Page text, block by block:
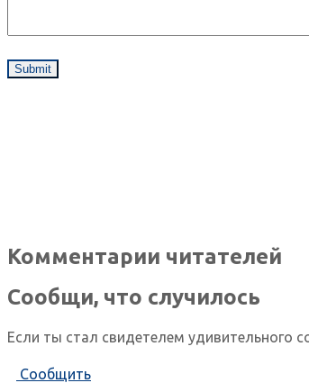
Комментарии читателей
Сообщи, что случилось
Если ты стал свидетелем удивительного
Сообщить